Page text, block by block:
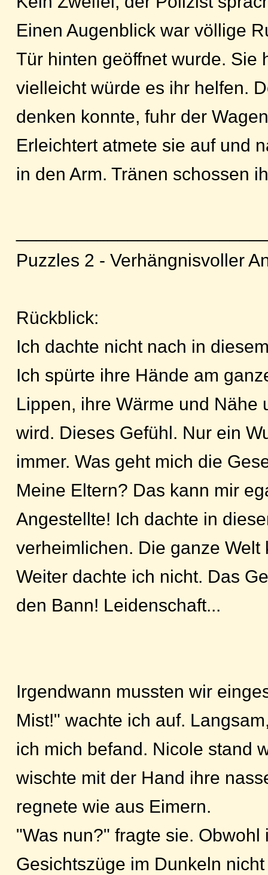
Einen Augenblick war völlige
Tür hinten geöffnet wurde. Sie
vielleicht würde es ihr helfen.
denken konnte, fuhr der
Erleichtert atmete sie auf und
in den Arm. Tränen schossen
Puzzles 2 - Verhängnisvoller
Rückblick:
Ich dachte nicht nach in
Ich spürte ihre Hände am
Lippen, ihre Wärme und Nähe
wird. Dieses Gefühl. Nur ein
immer. Was geht mich die
Meine Eltern? Das kann mir
Angestellte! Ich dachte in
verheimlichen. Die ganze
Weiter dachte ich nicht. Das
den Bann! Leidenschaft...
Irgendwann mussten wir
Mist!" wachte ich auf.
ich mich befand. Nicole stand
wischte mit der Hand ihre
regnete wie aus Eimern.
"Was nun?" fragte sie.
Gesichtszüge im Dunkeln